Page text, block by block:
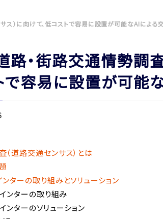
ス）に向けて、低コストで容易に設置が可能なAIによる
路・街路交通情勢調
で容易に設置が可能
（道路交通センサス）とは
ンターの取り組みとソリューション
インターの取り組み
ンターのソリューション